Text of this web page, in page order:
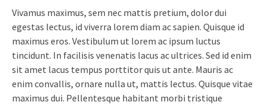
Vivamus maximus, sem nec mattis pretium, dolor dui
egestas lectus, id viverra lorem diam ac sapien. Quisque id
maximus eros. Vestibulum ut lorem ac ipsum luctus
tincidunt. In facilisis venenatis lacus ac ultrices. Sed id enim
sit amet lacus tempus porttitor quis ut ante. Mauris ac
enim convallis, ornare nulla ut, mattis lectus. Quisque vitae
maximus dui. Pellentesque habitant morbi tristique